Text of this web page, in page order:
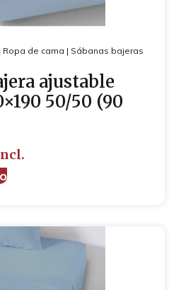
Ropa de cama | Sábanas bajeras
ajustable
50/50 (90